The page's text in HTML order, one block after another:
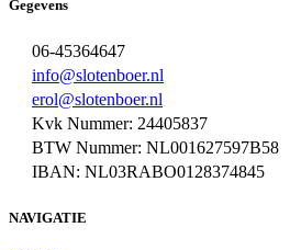
Gegevens
06-45364647
info@slotenboer.nl
erol@slotenboer.nl
Kvk Nummer: 24405837
BTW Nummer: NL001627597B58
IBAN: NL03RABO0128374845
NAVIGATIE